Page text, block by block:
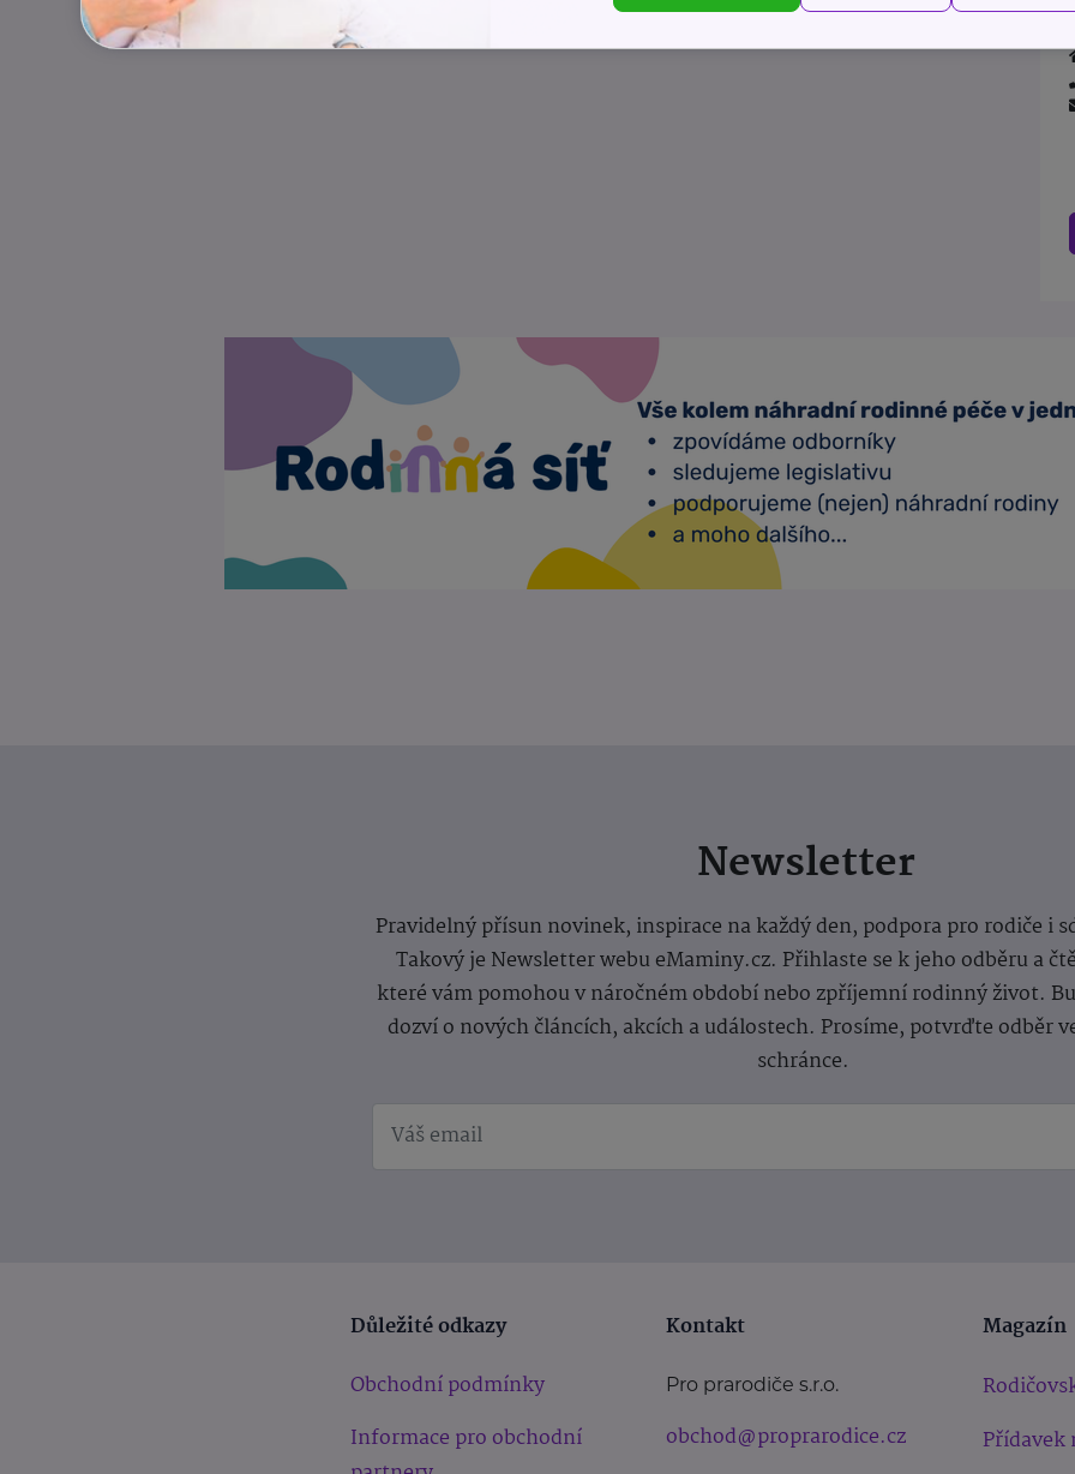
Newsletter
Pravidelný přísun novinek, inspirace na každý den, podpora pro rodiče i
Takový je Newsletter webu eMaminy.cz. Přihlaste se k jeho odběru a
které vám pomohou v náročném období nebo zpříjemní rodinný život.
dozví o nových článcích, akcích a událostech. Prosíme, potvrďte odběr
schránce.
Důležité odkazy
Obchodní podmínky
Informace pro obchodní
Kontakt
Pro prarodiče s.r.o.
obchod@proprarodice.cz
Magazín
Přídavek